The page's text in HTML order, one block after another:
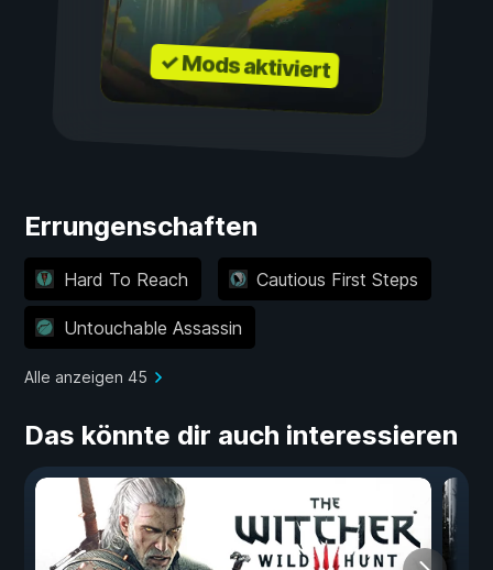
✓ Mods aktiviert
Errungenschaften
Hard To Reach Cautious First Steps
Untouchable Assassin
Alle anzeigen 45
Das könnte dir auch interessieren